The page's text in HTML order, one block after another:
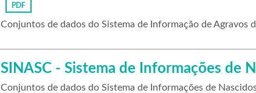
PDF
Conjuntos de dados do Sistema de Informação de Agravos
SINASC - Sistema de Informações de
Conjuntos de dados do Sistema de Informações de